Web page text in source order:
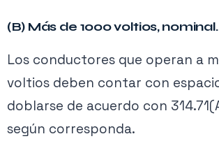
(B) Más de 1000 voltios, nominal.
Los conductores que operan a
voltios deben contar con
doblarse de acuerdo con
según corresponda.